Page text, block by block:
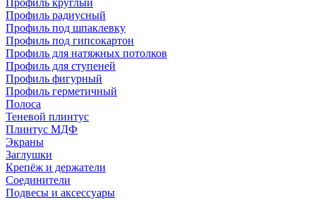
Профиль круглый
Профиль радиусный
Профиль под шпаклевку
Профиль под гипсокартон
Профиль для натяжных потолков
Профиль для ступеней
Профиль фигурный
Профиль герметичный
Полоса
Теневой плинтус
Плинтус МДФ
Экраны
Заглушки
Крепёж и держатели
Соединители
Подвесы и аксессуары